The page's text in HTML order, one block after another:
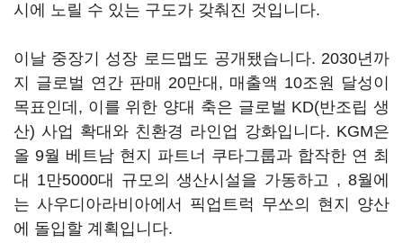
시에 노릴 수 있는 구도가 갖춰진 것입니다.
이날 중장기 성장 로드맵도 공개됐습니다. 2030년까
지 글로벌 연간 판매 20만대, 매출액 10조원 달성이
목표인데, 이를 위한 양대 축은 글로벌 KD(반조립 생
산) 사업 확대와 친환경 라인업 강화입니다. KGM은
올 9월 베트남 현지 파트너 쿠타그룹과 합작한 연 최
대 1만5000대 규모의 생산시설을 가동하고 , 8월에
는 사우디아라비아에서 픽업트럭 무쏘의 현지 양산
에 돌입할 계획입니다.